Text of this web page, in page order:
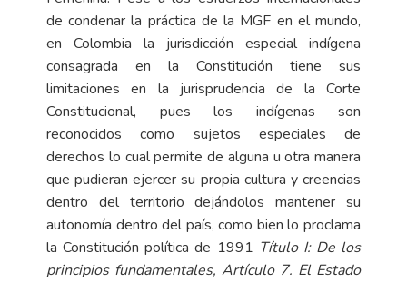
de condenar la práctica de la MGF en el mundo,
en Colombia la jurisdicción especial indígena
consagrada en la Constitución tiene sus
limitaciones en la jurisprudencia de la Corte
Constitucional, pues los indígenas son
reconocidos como sujetos especiales de
derechos lo cual permite de alguna u otra manera
que pudieran ejercer su propia cultura y creencias
dentro del territorio dejándolos mantener su
autonomía dentro del país, como bien lo proclama
la Constitución política de 1991 Título I: De los
principios fundamentales, Artículo 7. El Estado